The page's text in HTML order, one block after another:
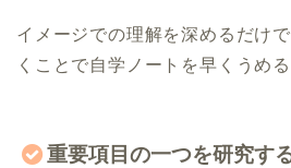
イメージでの理解を深めるだけ
くことで自学ノートを早くうめ
重要項目の一つを研究す